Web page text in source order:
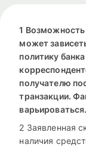
1
может
политику
получателю
транзакции.
варьироваться.
2 Заявленная
наличия